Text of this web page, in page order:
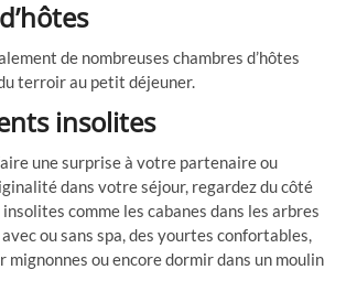
de nombreuses chambres d’hôtes
terroir au petit déjeuner.
insolites
une surprise à votre partenaire ou
dans votre séjour, regardez du côté
comme les cabanes dans les arbres
avec ou sans spa, des yourtes confortables,
mignonnes ou encore dormir dans un moulin